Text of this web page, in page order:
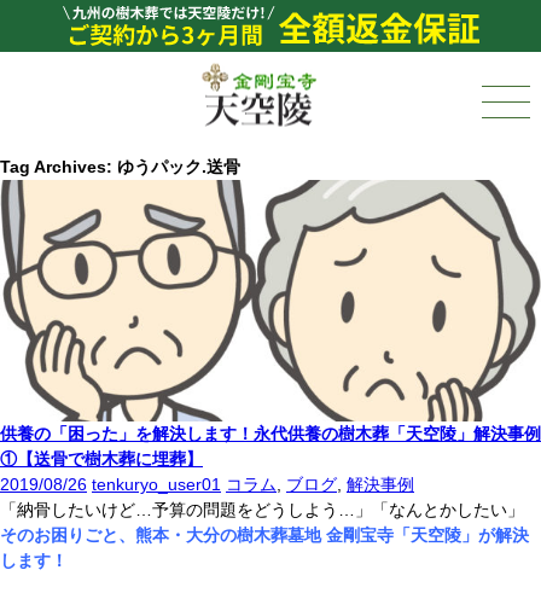
Tag Archives: ゆうパック.送骨
供養の「困った」を解決します！永代供養の樹木葬「天空陵」解決事例
①【送骨で樹木葬に埋葬】
2019/08/26 tenkuryo_user01 コラム, ブログ, 解決事例
「納骨したいけど…予算の問題をどうしよう…」「なんとかしたい」
そのお困りごと、熊本・大分の樹木葬墓地 金剛宝寺「天空陵」が解決
します！